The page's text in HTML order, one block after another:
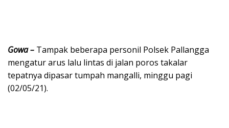
Gowa – Tampak beberapa personil Polsek Pallangga
mengatur arus lalu lintas di jalan poros takalar
tepatnya dipasar tumpah mangalli, minggu pagi
(02/05/21).